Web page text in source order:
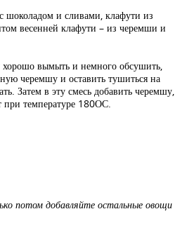
шоколадом и сливами, клафути из
весенней клафути – из черемши и
хорошо вымыть и немного обсушить,
черемшу и оставить тушиться на
Затем в эту смесь добавить черемшу,
при температуре 180ОС.
потом добавляйте остальные овощи